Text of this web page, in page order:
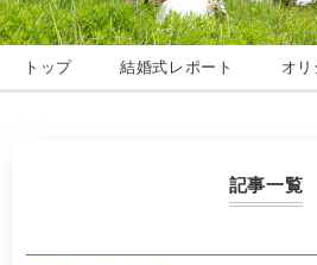
トップ 結婚式レポート オ
記事一覧